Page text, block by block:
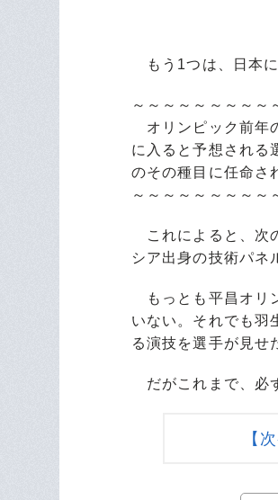
もう1つは、日本に
～～～～～～～～～
オリンピック前年
に入ると予想される
のその種目に任命さ
～～～～～～～～～
これによると、次
シア出身の技術パネ
もっとも平昌オリ
いない。それでも羽
る演技を選手が見せ
だがこれまで、必
【